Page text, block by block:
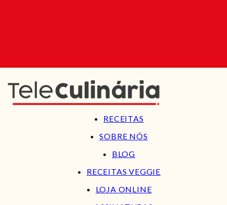
RECEITAS
SOBRE NÓS
BLOG
RECEITAS VEGGIE
LOJA ONLINE